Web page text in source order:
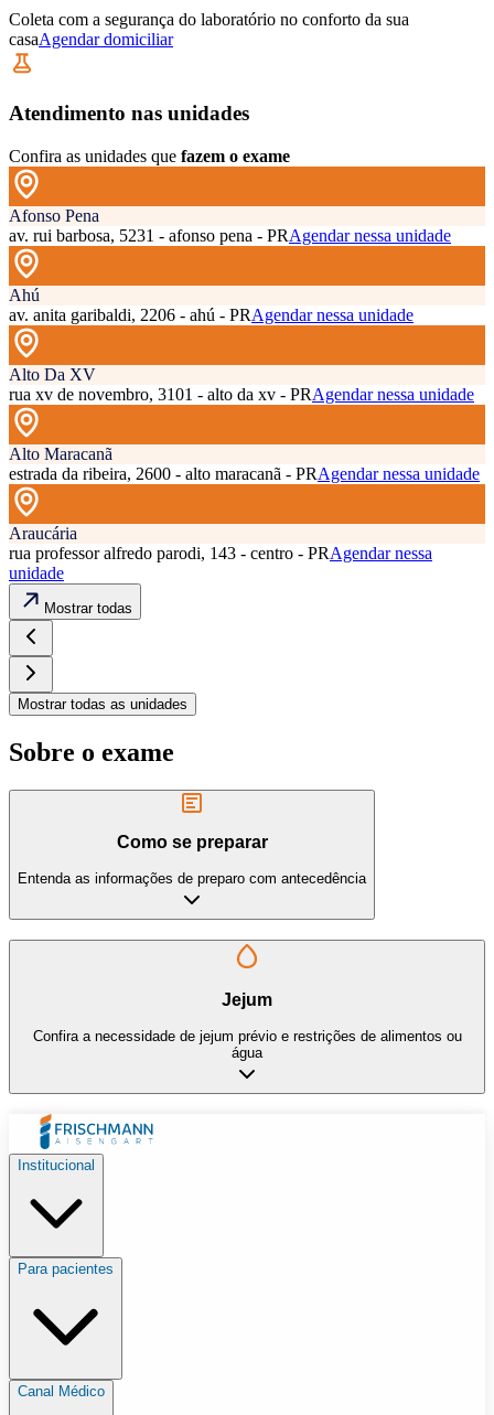
Coleta com a segurança do laboratório no conforto da sua
casaAgendar domiciliar
Atendimento nas unidades
Confira as unidades que fazem o exame
Afonso Pena
av. rui barbosa, 5231 - afonso pena - PRAgendar nessa unidade
Ahú
av. anita garibaldi, 2206 - ahú - PRAgendar nessa unidade
Alto Da XV
rua xv de novembro, 3101 - alto da xv - PRAgendar nessa unidade
Alto Maracanã
estrada da ribeira, 2600 - alto maracanã - PRAgendar nessa unidade
Araucária
rua professor alfredo parodi, 143 - centro - PRAgendar nessa
unidade
Mostrar todas
Mostrar todas as unidades
Sobre o exame
Como se preparar
Entenda as informações de preparo com antecedência
Jejum
Confira a necessidade de jejum prévio e restrições de alimentos ou
água
Institucional
Para pacientes
Canal Médico